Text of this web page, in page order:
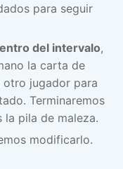
para seguir
del intervalo,
la carta de
otro jugador para
Terminaremos
pila de maleza.
modificarlo.